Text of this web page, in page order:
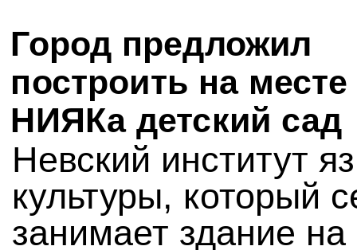
Город предложил
построить на месте
НИЯКа детский сад
Невский институт
культуры, который
занимает здание на